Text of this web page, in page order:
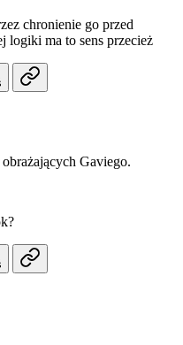
chronienie go przed
logiki ma to sens przecież
Gaviego.